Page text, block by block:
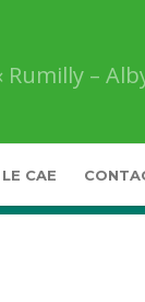
Rumilly –
CAE